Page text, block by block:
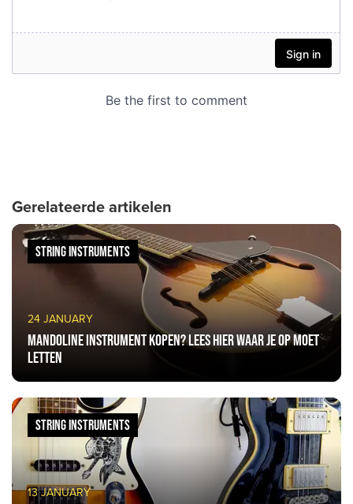
Gerelateerde artikelen
24 JANUARY
Mandoline instrument kopen? Lees hier waar je op moet
letten
STRING INSTRUMENTS
13 JANUARY
STRING INSTRUMENTS